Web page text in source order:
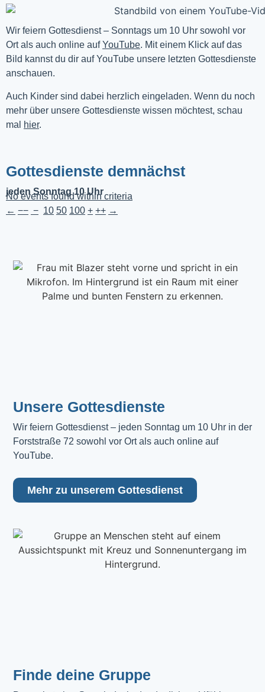
Wir feiern Gottesdienst – Sonntags um 10 Uhr sowohl vor
Ort als auch online auf YouTube. Mit einem Klick auf das
Bild kannst du dir auf YouTube unsere letzten Gottesdienste
anschauen.
Auch Kinder sind dabei herzlich eingeladen. Wenn du noch
mehr über unsere Gottesdienste wissen möchtest, schau
mal
hier.
Gottesdienste demnächst
jeden Sonntag 10 Uhr
No events found within criteria
← −− − 10 50 100 + ++ →
Unsere Gottesdienste
Wir feiern Gottesdienst – jeden Sonntag um 10 Uhr in der
Forststraße 72 sowohl vor Ort als auch online auf
YouTube.
Mehr zu unserem Gottesdienst
Finde deine Gruppe